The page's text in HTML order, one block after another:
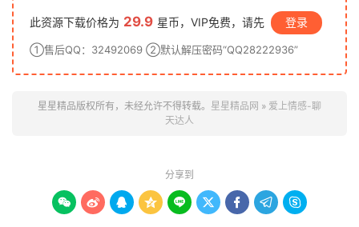
此资源下载价格为 29.9 星币，VIP免费，请先 登录
①售后QQ：32492069 ②默认解压密码“QQ28222936”
星星精品版权所有，未经允许不得转载。 星星精品网 » 爱上情感-聊
天达人
分享到
        